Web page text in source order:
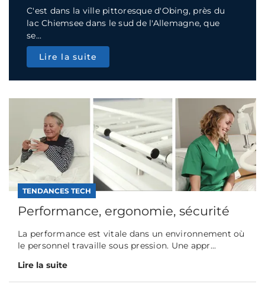
C'est dans la ville pittoresque d'Obing, près du
lac Chiemsee dans le sud de l'Allemagne, que
se...
Lire la suite
TENDANCES TECH
Performance, ergonomie, sécurité
La performance est vitale dans un environnement où
le personnel travaille sous pression. Une appr...
Lire la suite